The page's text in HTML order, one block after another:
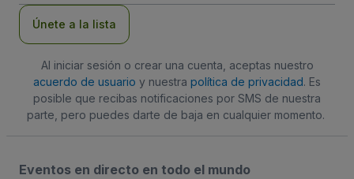
Únete a la lista
Al iniciar sesión o crear una cuenta, aceptas nuestro
acuerdo de usuario y nuestra política de privacidad. Es
posible que recibas notificaciones por SMS de nuestra
parte, pero puedes darte de baja en cualquier momento.
Eventos en directo en todo el mundo